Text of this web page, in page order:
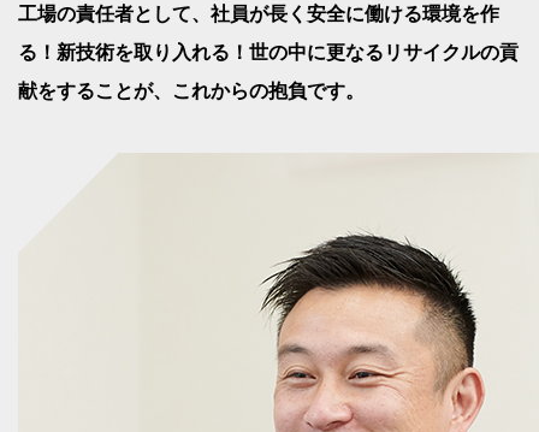
工場の責任者として、社員が長く安全に働ける環境を作
る！新技術を取り入れる！世の中に更なるリサイクルの貢
献をすることが、これからの抱負です。